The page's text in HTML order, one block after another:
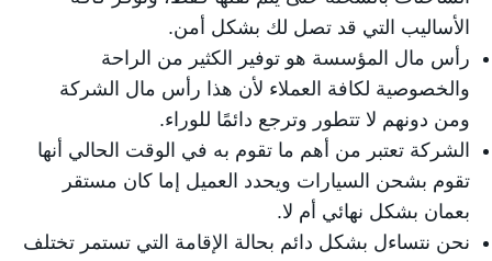
الأساليب التي قد تصل لك بشكل أمن.
رأس مال المؤسسة هو توفير الكثير من الراحة
والخصوصية لكافة العملاء لأن هذا رأس مال الشركة
ومن دونهم لا تتطور وترجع دائمًا للوراء.
الشركة تعتبر من أهم ما تقوم به في الوقت الحالي أنها
تقوم بشحن السيارات ويحدد العميل إما كان مستقر
بعمان بشكل نهائي أم لا.
نحن نتساءل بشكل دائم بحالة الإقامة التي تستمر تختلف